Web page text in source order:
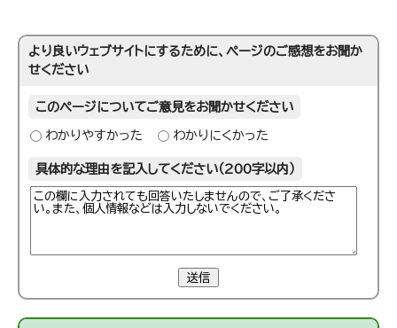
より良いウェブサイトにするために、ページのご感想をお聞か
せください
このページについてご意見をお聞かせください
わかりやすかった わかりにくかった
具体的な理由を記入してください（200字以内）
送信